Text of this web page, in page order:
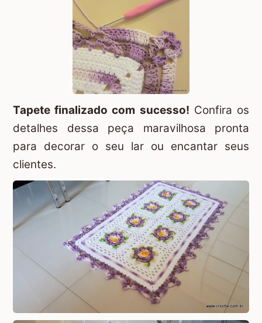
Tapete finalizado com sucesso! Confira os
detalhes dessa peça maravilhosa pronta
para decorar o seu lar ou encantar seus
clientes.